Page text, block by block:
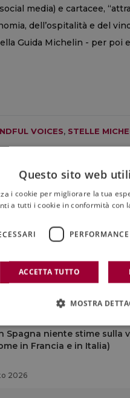
media) e cartacee,
dell’ospitalità e del
Guida Michelin - per poi
VOICES, STELLE
50 Best Vineyards”
2026
Spagna niente stime sulla
in Francia e in Italia)
2026
Questo sito web
i cookie per migliorare la tua
a tutti i cookie in conformità con
PERFORMANCE
ACCETTA TUTTO
MOSTRA